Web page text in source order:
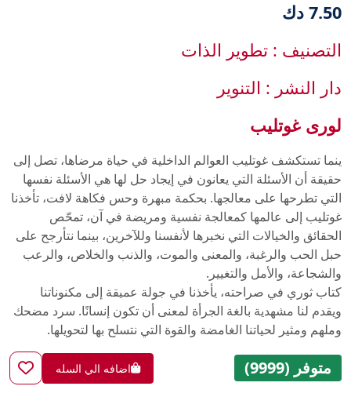
7.50 دك
التصنيف : تطوير الذات
دار النشر : التنوير
لورى غوتليب
ينما تستكشف غوتليب العوالم الداخلية في حياة مرضاها، تصل إلى
حقيقة أن الأسئلة التي يعانون في إيجاد حل لها هي الأسئلة نفسها
التي تطرحها على معالجها. بحكمة مبهرة وحس فكاهة لافت، تأخذنا
غوتليب إلى عالمها كمعالجة نفسية ومريضة في آن، تمحّص
الحقائق والخيالات التي نخبرها لأنفسنا وللآخرين، بينما نتأرجح على
حبل الحب والرغبة، والمعنى والموت، والذنب والخلاص، والرعب
والشجاعة، والأمل والتغيير.
كتاب ثوري في صراحته، يأخذنا في جولة عميقة إلى مكنوناتنا
ويقدم لنا مشهدية بالغة الجرأة لمعنى أن تكون إنسانًا. سرد مضحك
وملهم ومثير لحياتنا الغامضة والقوة التي نتسلح بها لتحويلها.
متوفر (9999) اضافه الي السله